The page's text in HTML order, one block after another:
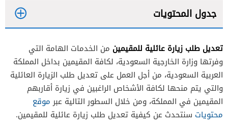
جدول المحتويات
تعديل طلب زيارة عائلية للمقيمين من الخدمات الهامة التي
وفرتها وزارة الخارجية السعودية، لكافة المقيمين بداخل المملكة
العربية السعودية، من أجل العمل على تعديل طلب الزيارة العائلية
والتي يتم منحها لكافة الأشخاص الراغبين في زيارة أقاربهم
المقيمين في المملكة، ومن خلال السطور التالية عبرموقع
محتويات سنتحدث عن كيفية تعديل طلب زيارة عائلية للمقيمين.